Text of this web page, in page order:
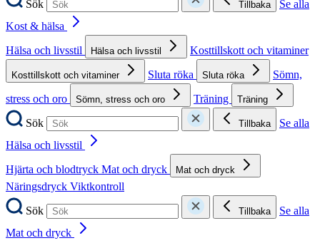
Sök
Tillbaka
Se alla
Kost & hälsa
Hälsa och livsstil
Hälsa och livsstil Kosttillskott och vitaminer
Kosttillskott och vitaminer Sluta röka Sluta röka
Sömn,
stress och oro
Sömn, stress och oro Träning Träning
Sök Tillbaka
Se alla
Hälsa och livsstil
Hjärta och blodtryck Mat och dryck Mat och dryck
Näringsdryck Viktkontroll
Sök
Tillbaka
Se alla
Mat och dryck